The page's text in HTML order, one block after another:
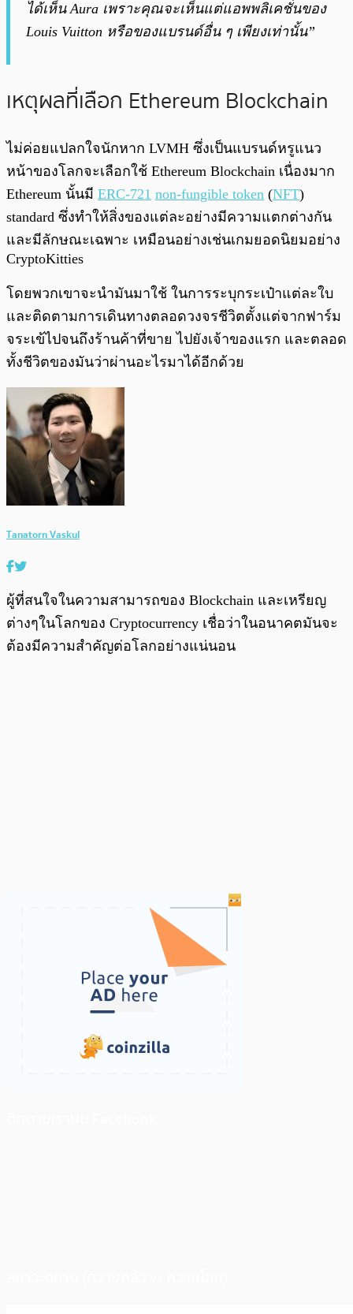
ได้เห็น Aura เพราะคุณจะเห็นแต่แอพพลิเคชั่นของ
Louis Vuitton หรือของแบรนด์อื่น ๆ เพียงเท่านั้น”
เหตุผลที่เลือก Ethereum Blockchain
ไม่ค่อยแปลกใจนักหาก LVMH ซึ่งเป็นแบรนด์หรูแนว
หน้าของโลกจะเลือกใช้ Ethereum Blockchain เนื่องมาก
Ethereum นั้นมี ERC-721 non-fungible token (NFT)
standard ซึ่งทำให้สิ่งของแต่ละอย่างมีความแตกต่างกัน
และมีลักษณะเฉพาะ เหมือนอย่างเช่นเกมยอดนิยมอย่าง
CryptoKitties
โดยพวกเขาจะนำมันมาใช้ ในการระบุกระเป๋าแต่ละใบ
และติดตามการเดินทางตลอดวงจรชีวิตตั้งแต่จากฟาร์ม
จระเข้ไปจนถึงร้านค้าที่ขาย ไปยังเจ้าของแรก และตลอด
ทั้งชีวิตของมันว่าผ่านอะไรมาได้อีกด้วย
Tanatorn Vaskul
ผู้ที่สนใจในความสามารถของ Blockchain และเหรียญ
ต่างๆในโลกของ Cryptocurrency เชื่อว่าในอนาคตมันจะ
ต้องมีความสำคัญต่อโลกอย่างแน่นอน